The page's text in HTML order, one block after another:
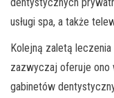
usługi spa, a także
Kolejną zaletą
zazwyczaj oferuje ono
gabinetów